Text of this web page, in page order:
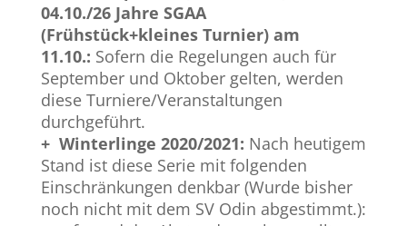
04.10./26 Jahre SGAA
(Frühstück+kleines Turnier) am
11.10.: Sofern die Regelungen auch für
September und Oktober gelten, werden
diese Turniere/Veranstaltungen
durchgeführt.
+ Winterlinge 2020/2021: Nach heutigem
Stand ist diese Serie mit folgenden
Einschränkungen denkbar (Wurde bisher
noch nicht mit dem SV Odin abgestimmt.):